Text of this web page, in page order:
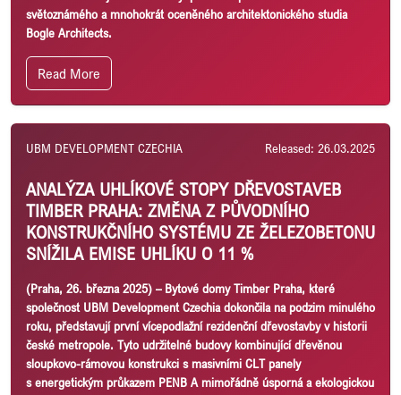
světoznámého a mnohokrát oceněného architektonického studia
Bogle Architects.
Read More
UBM DEVELOPMENT CZECHIA Released: 26.03.2025
ANALÝZA UHLÍKOVÉ STOPY DŘEVOSTAVEB
TIMBER PRAHA: ZMĚNA Z PŮVODNÍHO
KONSTRUKČNÍHO SYSTÉMU ZE ŽELEZOBETONU
SNÍŽILA EMISE UHLÍKU O 11 %
(Praha, 26. března 2025) – Bytové domy Timber Praha, které
společnost UBM Development Czechia dokončila na podzim minulého
roku, představují první vícepodlažní rezidenční dřevostavby v historii
české metropole. Tyto udržitelné budovy kombinující dřevěnou
sloupkovo-rámovou konstrukci s masivními CLT panely
s energetickým průkazem PENB A mimořádně úsporná a ekologickou